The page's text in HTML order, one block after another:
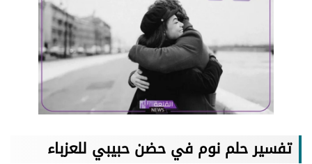
تفسير حلم نوم في حضن حبيبي للعزباء